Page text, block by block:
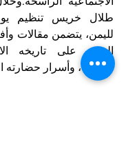
العريقة، وأسرار حضارته